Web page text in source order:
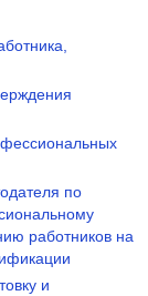
по
работников на
и